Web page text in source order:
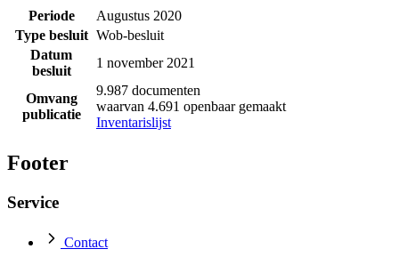
Periode
Augustus 2020
Type besluit Wob-besluit
Datum
besluit
1 november 2021
Omvang
publicatie
9.987 documenten
waarvan 4.691 openbaar gemaakt
Inventarislijst
Footer
Service
Contact